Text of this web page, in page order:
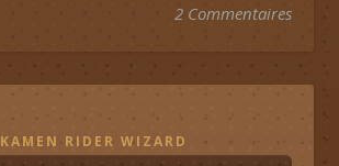
2 Commentaires
KAMEN RIDER WIZARD